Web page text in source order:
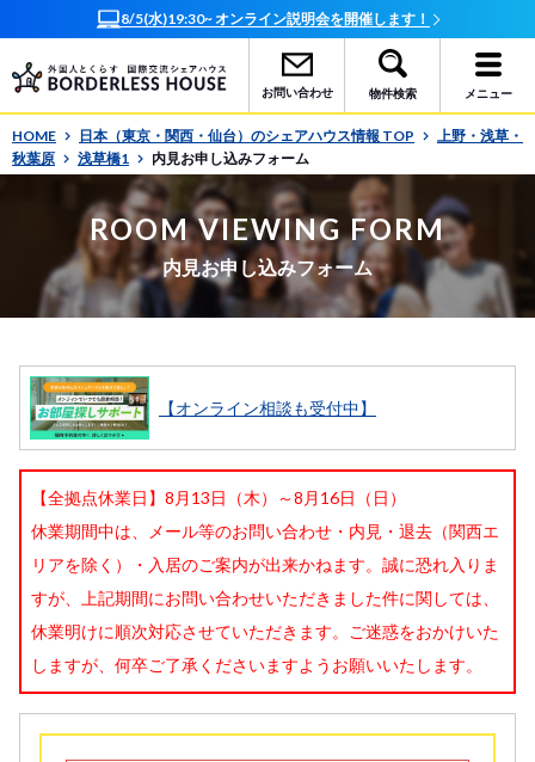
明会を開催します！ オンラインで簡単相談！お部屋探
お問い合わせ 物件検索 メニュー
HOME 日本（東京・関西・仙台）のシェアハウス情報 TOP
上野・浅草・
秋葉原
浅草橋1 内見お申し込みフォーム
ROOM VIEWING FORM
内見お申し込みフォーム
【オンライン相談も受付中】
【全拠点休業日】8月13日（木）～8月16日（日）
休業期間中は、メール等のお問い合わせ・内見・退去（関西エ
リアを除く）・入居のご案内が出来かねます。誠に恐れ入りま
すが、上記期間にお問い合わせいただきました件に関しては、
休業明けに順次対応させていただきます。ご迷惑をおかけいた
しますが、何卒ご了承くださいますようお願いいたします。